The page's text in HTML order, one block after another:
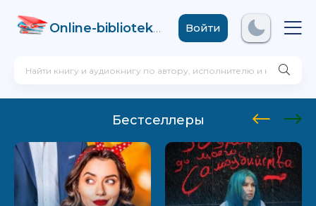
Online-biblioteka .comВойти
Бестселлеры